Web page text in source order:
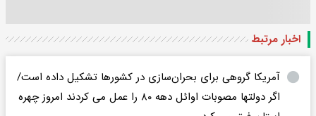
اخبار مرتبط
آمریکا گروهی برای بحران‌سازی در کشورها تشکیل داده است/
اگر دولتها مصوبات اوائل دهه‌ ۸۰ را عمل می کردند امروز چهره‌